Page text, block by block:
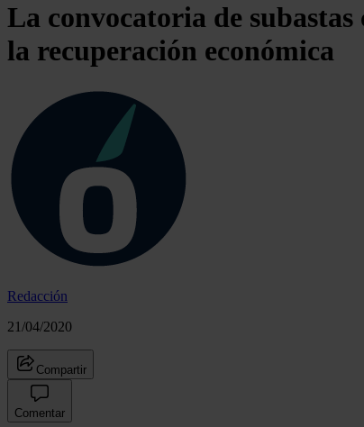
La convocatoria de
la recuperación económica
Redacción
21/04/2020
Compartir
Comentar